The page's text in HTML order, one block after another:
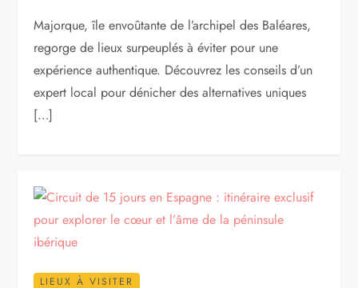
Majorque, île envoûtante de l’archipel des Baléares,
regorge de lieux surpeuplés à éviter pour une
expérience authentique. Découvrez les conseils d’un
expert local pour dénicher des alternatives uniques
[…]
LIEUX À VISITER